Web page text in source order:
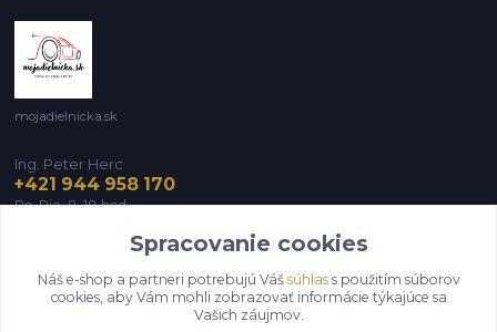
mojadielnicka.sk
Ing. Peter Herc
+421 944 958 170
Po-Pia, 8-18 hod.
infomojadielnicka@gmail.com
Spracovanie cookies
Náš e-shop a partneri potrebujú Váš súhlass použitím súborov
cookies, aby Vám mohli zobrazovať informácie týkajúce sa
Vašich záujmov.